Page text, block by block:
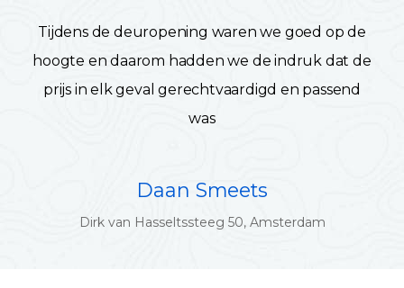
Tijdens de deuropening waren we goed op de
hoogte en daarom hadden we de indruk dat de
prijs in elk geval gerechtvaardigd en passend
was
Daan Smeets
Dirk van Hasseltssteeg 50, Amsterdam